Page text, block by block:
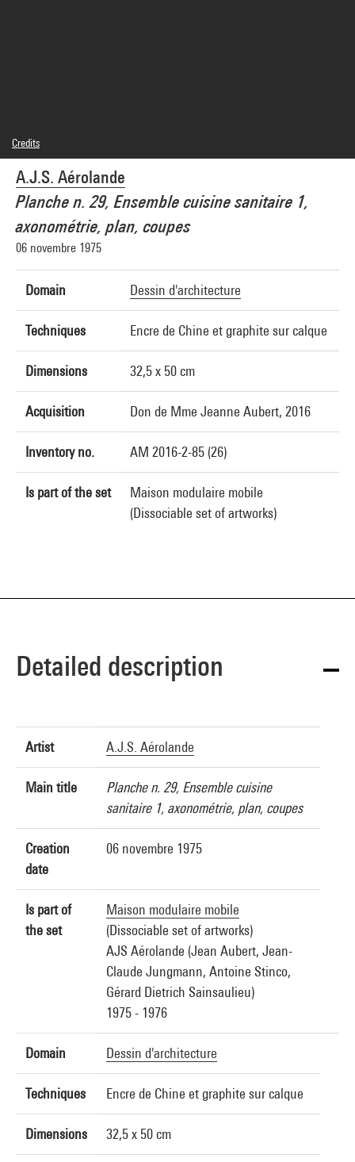
A.J.S. Aérolande
Planche n. 29, Ensemble cuisine sanitaire 1,
axonométrie, plan, coupes
06 novembre 1975
Domain Dessin d'architecture
Techniques Encre de Chine et graphite sur calque
Dimensions 32,5 x 50 cm
Acquisition Don de Mme Jeanne Aubert, 2016
Inventory no. AM 2016-2-85 (26)
Is part of the set
Maison modulaire mobile
(Dissociable set of artworks)
Credits
© Aérolande
Photo credits : Centre Pompidou, MNAM-CCI/Hélène Mauri/Dist. GrandPalaisRmn
Image reference : 4N35994
Image presentation :GrandPalaisRmnPhoto
Detailed description
Artist A.J.S. Aérolande
Main title
Planche n. 29, Ensemble cuisine
sanitaire 1, axonométrie, plan, coupes
Creation
date
06 novembre 1975
Is part of
the set
Maison modulaire mobile
(Dissociable set of artworks)
AJS Aérolande (Jean Aubert, Jean-
Claude Jungmann, Antoine Stinco,
Gérard Dietrich Sainsaulieu)
1975 - 1976
Domain Dessin d'architecture
Techniques Encre de Chine et graphite sur calque
Dimensions 32,5 x 50 cm